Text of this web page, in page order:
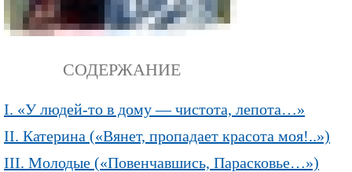
СОДЕРЖАНИЕ
I. «У людей-то в дому — чистота, лепота…»
II. Катерина («Вянет, пропадает красота моя!..»)
III. Молодые («Повенчавшись, Парасковье…»)